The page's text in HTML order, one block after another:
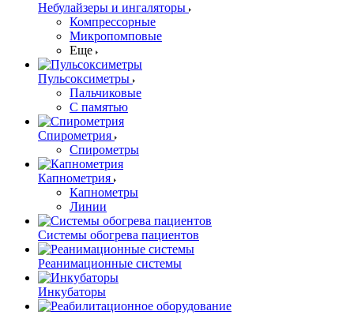
Небулайзеры и ингаляторы
Компрессорные
Микропомповые
Еще
Пульсоксиметры
Пальчиковые
С памятью
Спирометрия
Спирометры
Капнометрия
Капнометры
Линии
Системы обогрева пациентов
Реанимационные системы
Инкубаторы